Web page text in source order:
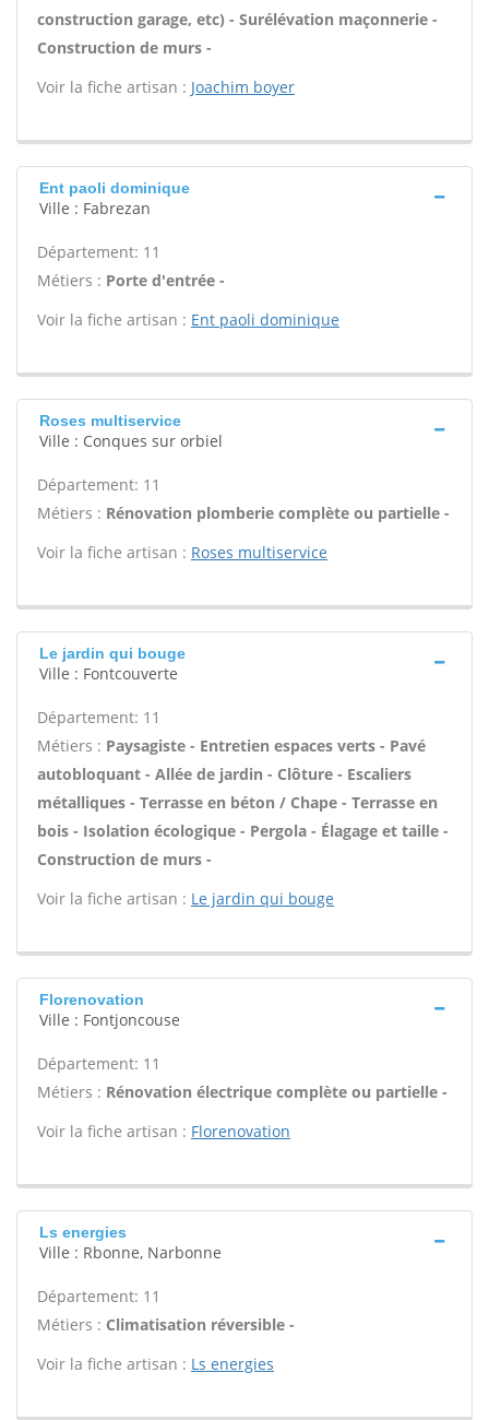
construction garage, etc) - Surélévation maçonnerie -
Construction de murs -
Voir la fiche artisan : Joachim boyer
Ent paoli dominique
Ville : Fabrezan
Département: 11
Métiers : Porte d'entrée -
Voir la fiche artisan : Ent paoli dominique
Roses multiservice
Ville : Conques sur orbiel
Département: 11
Métiers : Rénovation plomberie complète ou partielle -
Voir la fiche artisan : Roses multiservice
Le jardin qui bouge
Ville : Fontcouverte
Département: 11
Métiers : Paysagiste - Entretien espaces verts - Pavé
autobloquant - Allée de jardin - Clôture - Escaliers
métalliques - Terrasse en béton / Chape - Terrasse en
bois - Isolation écologique - Pergola - Élagage et taille -
Construction de murs -
Voir la fiche artisan : Le jardin qui bouge
Florenovation
Ville : Fontjoncouse
Département: 11
Métiers : Rénovation électrique complète ou partielle -
Voir la fiche artisan : Florenovation
Ls energies
Ville : Rbonne, Narbonne
Département: 11
Métiers : Climatisation réversible -
Voir la fiche artisan : Ls energies